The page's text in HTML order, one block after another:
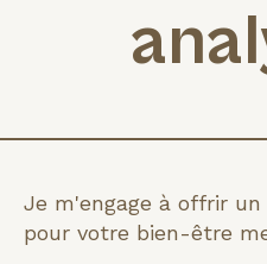
Je m'engage à offrir
pour votre bien-être